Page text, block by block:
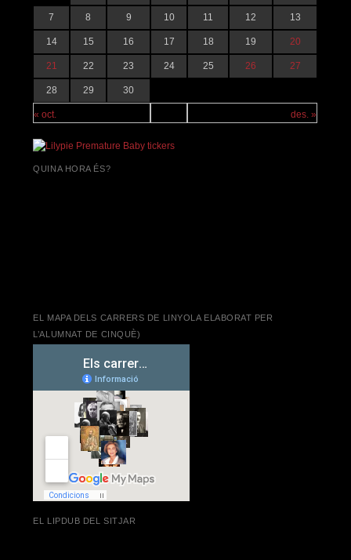
« oct. des. »
7 8 9 10 11 12 13
14 15 16 17 18 19 20
21 22 23 24 25 26 27
28 29 30
QUINA HORA ÉS?
EL MAPA DELS CARRERS DE LINYOLA ELABORAT PER
L’ALUMNAT DE CINQUÈ)
EL LIPDUB DEL SITJAR